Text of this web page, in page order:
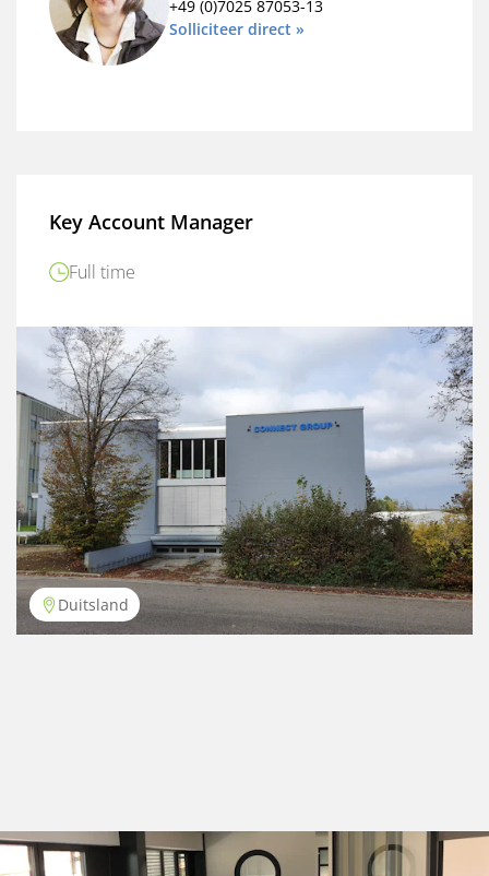
+49 (0)7025 87053-13
Solliciteer direct »
Key Account Manager
Full time
Duitsland